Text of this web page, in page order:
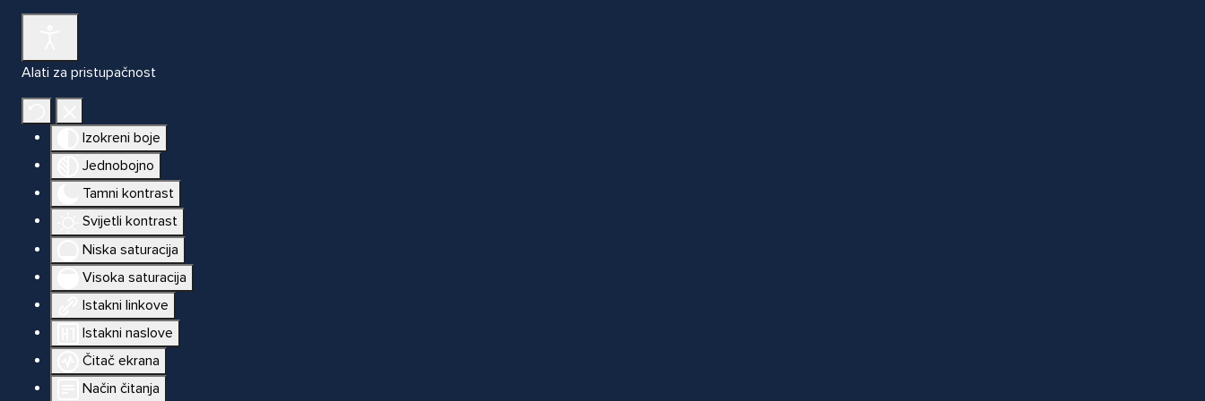
Alati za pristupačnost
Izokreni boje
Jednobojno
Tamni kontrast
Svijetli kontrast
Niska saturacija
Visoka saturacija
Istakni linkove
Istakni naslove
Čitač ekrana
Način čitanja